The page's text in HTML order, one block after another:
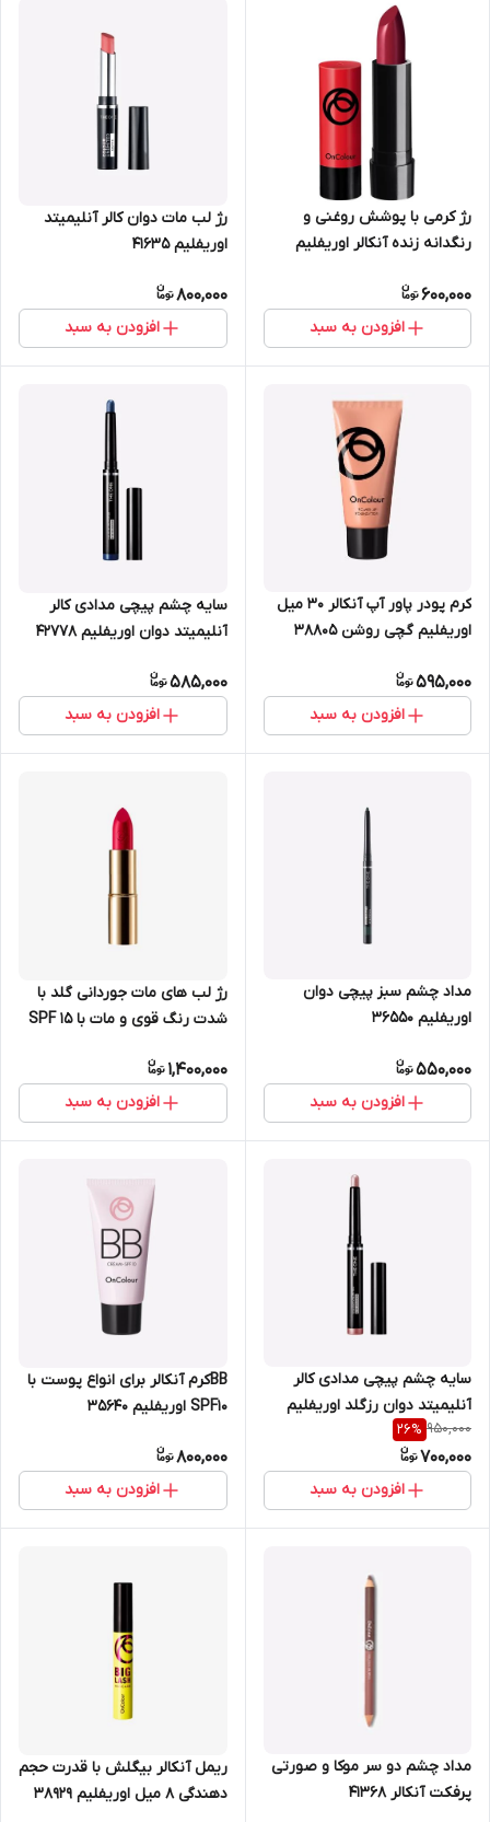
رژ کرمی با پوشش روغنی و
رنگدانه زنده آنکالر اوریفلیم
600,000
افزودن به سبد
رژ لب مات دوان کالر آنلیمیتد
اوریفلیم 41635
800,000
افزودن به سبد
کرم پودر پاور آپ آنکالر 30 میل
اوریفلیم گچی روشن 38805
595,000
افزودن به سبد
سایه چشم پیچی مدادی کالر
آنلیمیتد دوان اوریفلیم 42778
585,000
افزودن به سبد
مداد چشم سبز پیچی دوان
اوریفلیم 36550
550,000
افزودن به سبد
رژ لب های مات جوردانی گلد با
شدت رنگ قوی و مات با SPF 15
1,400,000
افزودن به سبد
سایه چشم پیچی مدادی کالر
آنلیمیتد دوان رزگلد اوریفلیم
41011
950,000
26%
700,000
افزودن به سبد
BBکرم آنکالر برای انواع پوست با
SPF10 اوریفلیم 35640
800,000
افزودن به سبد
مداد چشم دو سر موکا و صورتی
پرفکت آنکالر 41368
ریمل آنکالر بیگلش با قدرت حجم
دهندگی 8 میل اوریفلیم 38929